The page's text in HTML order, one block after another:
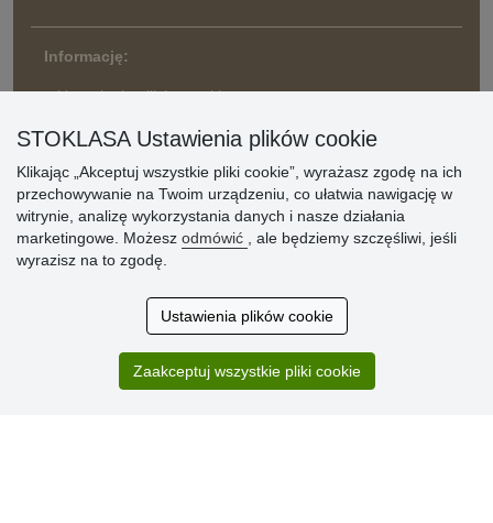
Informację:
» Ustawienia plików cookie
» Warunki umowy
» Sposób dostawy i płatności
» Reklamacje
» Dlaczego należy się zarejestrować?
klientów
STOKLASA Ustawienia plików cookie
Klikając „Akceptuj wszystkie pliki cookie”, wyrażasz zgodę na ich
przechowywanie na Twoim urządzeniu, co ułatwia nawigację w
witrynie, analizę wykorzystania danych i nasze działania
marketingowe. Możesz odmówić
, ale będziemy szczęśliwi, jeśli
wyrazisz na to zgodę.
Ustawienia plików cookie
Zaakceptuj wszystkie pliki cookie